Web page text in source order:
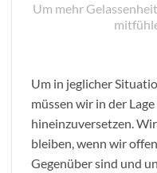
Um mehr
Um in jeglicher
müssen wir in der
hineinzuversetzen.
bleiben, wenn wir
Gegenüber sind und